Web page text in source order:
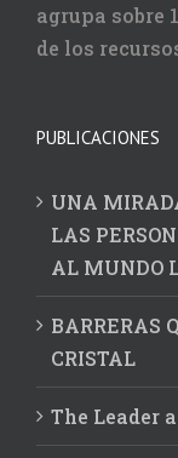
agrupa sobre
de los
PUBLICACIONES
UNA
LAS
AL MUNDO
BARRERAS
CRISTAL
The Leader